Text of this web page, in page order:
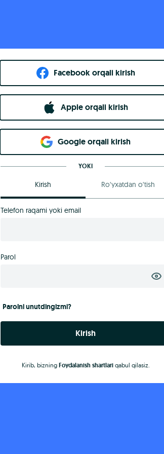
Facebook orqali kirish​
Apple orqali kirish
Goo​g​le orqali kirish
YOKI
Kirish Ro‘yxatdan o‘tish
Telefon raqami yoki email
Parol
Parolni unutdingizmi?
Kirish
Kirib, bizning Foydalanish shartlariqabul qilasiz.